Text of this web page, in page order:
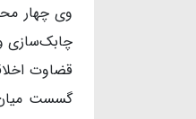
وی چهار
چابک‌سازی
قضاوت
گسست میان